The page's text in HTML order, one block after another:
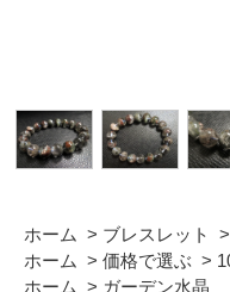
ホーム > ブレスレット >
ホーム > 価格で選ぶ >
ホーム > ガーデン水晶